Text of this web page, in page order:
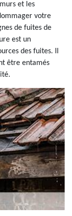
et les
votre
de fuites de
est un
des fuites. Il
être entamés